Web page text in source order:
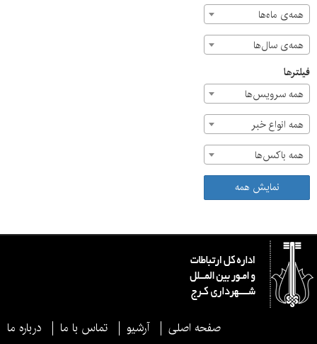
همه‌ی ماه‌ها
همه‌ی سال‌ها
فیلترها
همه سرویس‌ها
همه انواع خبر
همه باکس‌ها
نمایش همه
صفحه اصلی آرشیو تماس با ما درباره ما